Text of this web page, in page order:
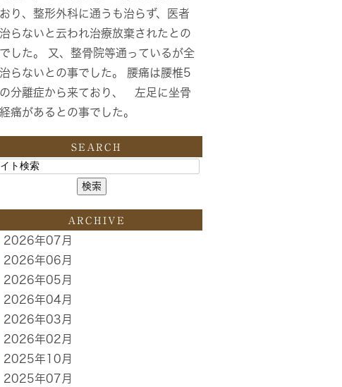
り、整形外科に通うも治らず、医者
らないと云われ治療放棄されたとの
した。 又、整骨院等通っているが全
らないとの事でした。 腰痛は腰椎5
分離症から来ており、 左足に坐骨
痛があるとの事でした。
SEARCH
ARCHIVE
2026年07月
2026年06月
2026年05月
2026年04月
2026年03月
2026年02月
2025年10月
2025年07月